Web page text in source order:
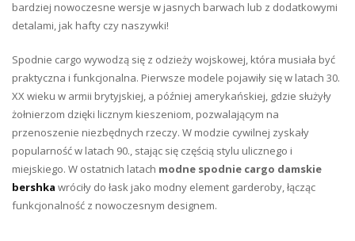
bardziej nowoczesne wersje w jasnych barwach lub z dodatkowymi
detalami, jak hafty czy naszywki!
Spodnie cargo wywodzą się z odzieży wojskowej, która musiała być
praktyczna i funkcjonalna. Pierwsze modele pojawiły się w latach 30.
XX wieku w armii brytyjskiej, a później amerykańskiej, gdzie służyły
żołnierzom dzięki licznym kieszeniom, pozwalającym na
przenoszenie niezbędnych rzeczy. W modzie cywilnej zyskały
popularność w latach 90., stając się częścią stylu ulicznego i
miejskiego. W ostatnich latach modne spodnie cargo damskie
bershka wróciły do łask jako modny element garderoby, łącząc
funkcjonalność z nowoczesnym designem.